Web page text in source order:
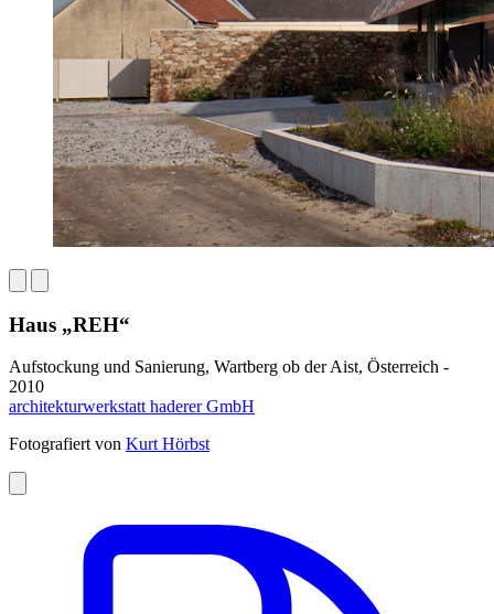
Haus „REH“
Aufstockung und Sanierung, Wartberg ob der Aist, Österreich -
2010
architekturwerkstatt haderer GmbH
Fotografiert von Kurt Hörbst